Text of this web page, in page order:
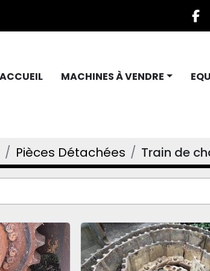
ACCUEIL MACHINES À VENDRE
Pièces Détachées Train de